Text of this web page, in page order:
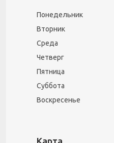
Понедельник
Вторник
Среда
Четверг
Пятница
Суббота
Воскресенье
Карта